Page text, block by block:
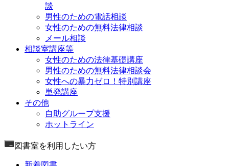
談
男性のための電話相談
女性のための無料法律相談
メール相談
相談室講座等
女性のための法律基礎講座
男性のための無料法律相談会
女性への暴力ゼロ！特別講座
単発講座
その他
自助グループ支援
ホットライン
図書室を利用したい方